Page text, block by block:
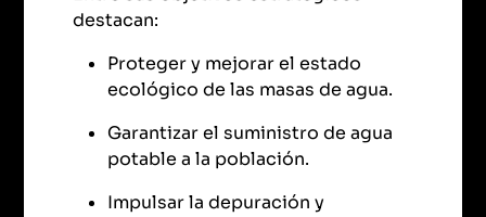
destacan:
Proteger y mejorar el estado
ecológico de las masas de agua.
Garantizar el suministro de agua
potable a la población.
Impulsar la depuración y